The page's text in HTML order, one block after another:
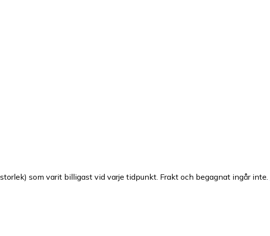
som varit billigast vid varje tidpunkt. Frakt och begagnat ingår inte.